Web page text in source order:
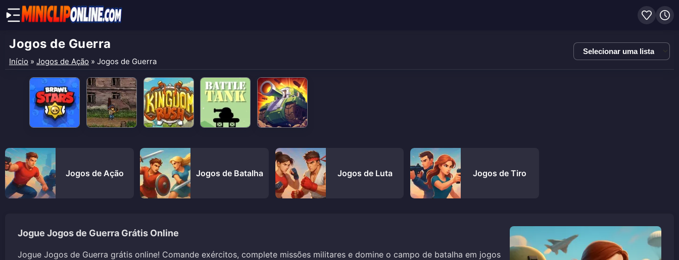
Jogos de Guerra
Início » Jogos de Ação » Jogos de Guerra
Selecionar
uma
lista
Jogue Jogos de Guerra Grátis Online
Jogue Jogos de Guerra grátis online! Comande exércitos, complete missões militares e domine o campo de batalha em jogos
Jogos de Ação Jogos de Batalha Jogos de Luta Jogos de Tiro